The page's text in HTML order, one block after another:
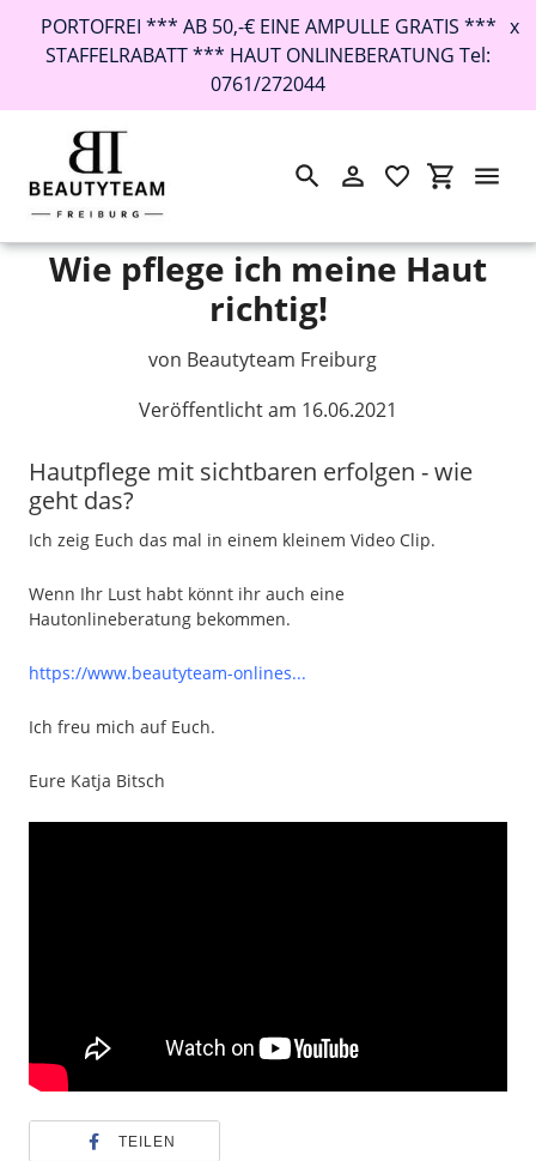
Direkt
Inhalt
PORTOFREI *** AB 50,-€ EINE AMPULLE GRATIS ***
STAFFELRABATT *** HAUT ONLINEBERATUNG Tel:
0761/272044
x
SuchenEinloggen
Startseite › News
Wie pflege ich meine Haut
richtig!
von Beautyteam Freiburg
Veröffentlicht am 16.06.2021
Hautpflege mit sichtbaren erfolgen - wie
geht das?
Ich zeig Euch das mal in einem kleinem Video Clip.
Wenn Ihr Lust habt könnt ihr auch eine
Hautonlineberatung bekommen.
https://www.beautyteam-onlines...
Ich freu mich auf Euch.
Eure Katja Bitsch
TEILEN